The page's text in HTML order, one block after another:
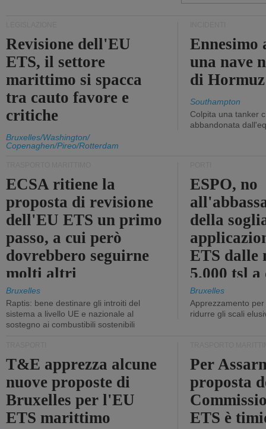
Revisione dell'EU
ETS, il settore
marittimo si spacca
tra cauto favore e
critiche
Bruxelles/Washington/
Copenaghen/Pireo/Rotterdam
Ennesimo
una nave
di Hormuz
Southampton
Colpita una tanker
abbandonata
ECSA ritiene la
proposta di revisione
dell'EU ETS un primo
passo, a cui però
dovrebbero seguirne
molti altri
Bruxelles
Raptis: bene destinare gli introiti del
sistema a livello UE e nazionale al
sostegno ai combustibili sostenibili
ESPO, no
della
ETS dalle
5.000 tsl
400 tsl
Bruxelles
Apprezzamento
ridurre gli scali
T&E apprezza alcune
nuove proposte di
Bruxelles per l'EU
ETS marittimo
Per
proposta
ETS è